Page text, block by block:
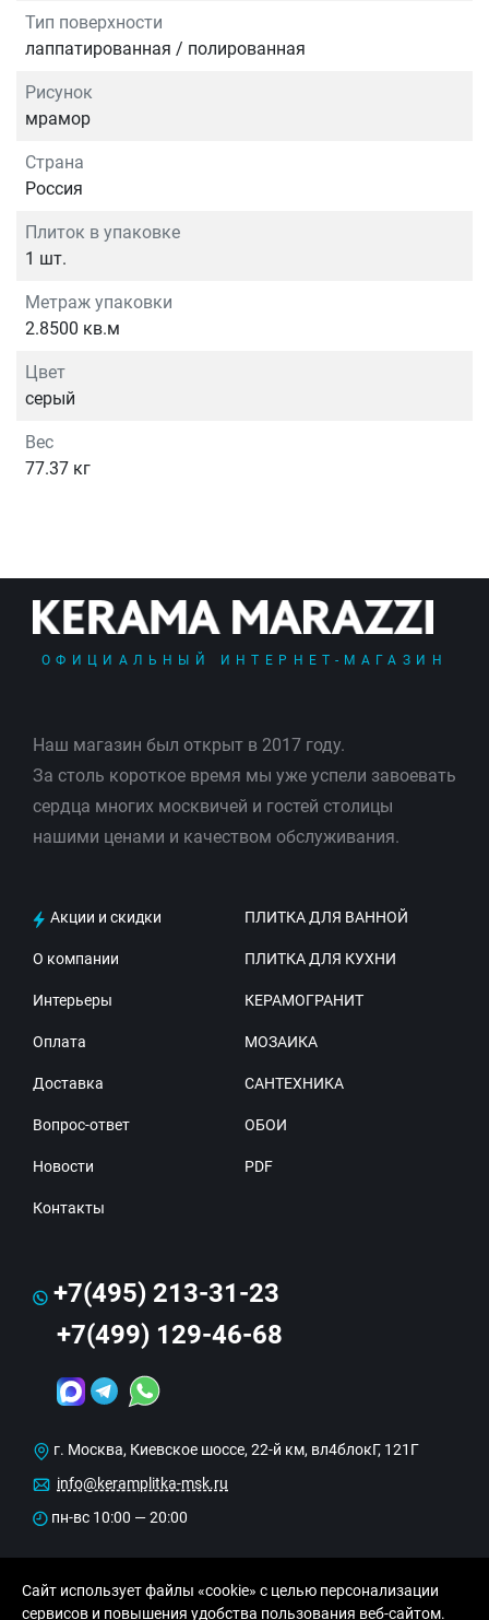
Тип поверхности
лаппатированная / полированная
Рисунок
мрамор
Страна
Россия
Плиток в упаковке
1 шт.
Метраж упаковки
2.8500 кв.м
Цвет
серый
Вес
77.37 кг
ОФИЦИАЛЬНЫЙ ИНТЕРНЕТ-МАГАЗИН
Наш магазин был открыт в 2017 году.
За столь короткое время мы уже успели завоевать
сердца многих москвичей и гостей столицы
нашими ценами и качеством обслуживания.
Акции и скидки
О компании
Интерьеры
Оплата
Доставка
Вопрос-ответ
Новости
Контакты
ПЛИТКА ДЛЯ ВАННОЙ
ПЛИТКА ДЛЯ КУХНИ
КЕРАМОГРАНИТ
МОЗАИКА
САНТЕХНИКА
ОБОИ
PDF
+7(495) 213-31-23
+7(499) 129-46-68
г. Москва, Киевское шоссе, 22-й км, вл4блокГ, 121Г
info@keramplitka-msk.ru
пн-вс 10:00 — 20:00
Сайт использует файлы «cookie» с целью персонализации
сервисов и повышения удобства пользования веб-сайтом.